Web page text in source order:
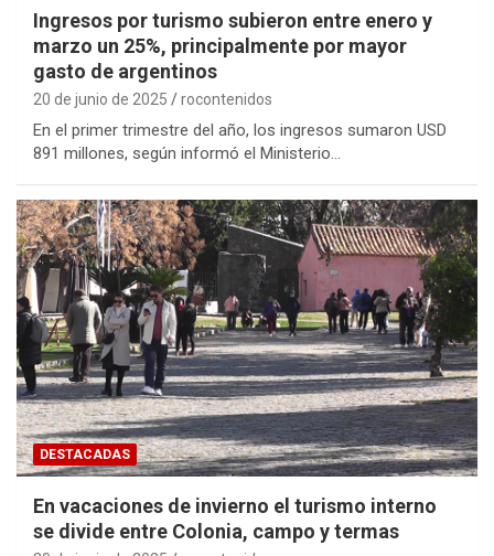
Ingresos por turismo subieron entre enero y
marzo un 25%, principalmente por mayor
gasto de argentinos
20 de junio de 2025 rocontenidos
En el primer trimestre del año, los ingresos sumaron USD
891 millones, según informó el Ministerio…
DESTACADAS
En vacaciones de invierno el turismo interno
se divide entre Colonia, campo y termas